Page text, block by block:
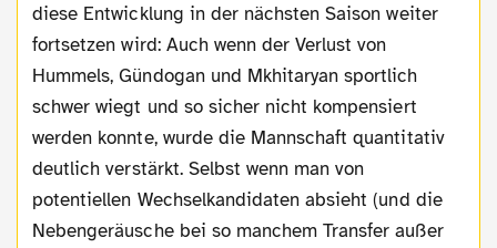
diese Entwicklung in der nächsten Saison weiter
fortsetzen wird: Auch wenn der Verlust von
Hummels, Gündogan und Mkhitaryan sportlich
schwer wiegt und so sicher nicht kompensiert
werden konnte, wurde die Mannschaft quantitativ
deutlich verstärkt. Selbst wenn man von
potentiellen Wechselkandidaten absieht (und die
Nebengeräusche bei so manchem Transfer außer